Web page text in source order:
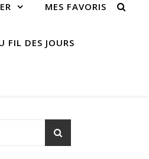
MES FAVORIS
FIL DES JOURS